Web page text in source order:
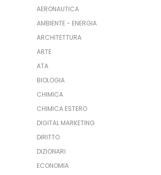
AERONAUTICA
AMBIENTE - ENERGIA
ARCHITETTURA
ARTE
ATA
BIOLOGIA
CHIMICA
CHIMICA ESTERO
DIGITAL MARKETING
DIRITTO
DIZIONARI
ECONOMIA